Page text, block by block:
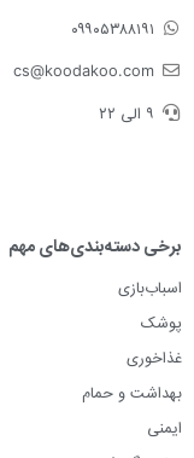
۰۹۹۰۵۳۸۸۱۹۱
cs@koodakoo.com
۹ الی ۲۲
برخی دسته‌بندی‌های مهم
اسباب‌بازی
پوشک
غذاخوری
بهداشت و حمام
ایمنی